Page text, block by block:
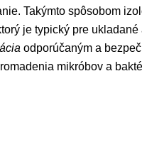
Takýmto spôsobom
je typický pre
odporúčaným a
mikróbov a